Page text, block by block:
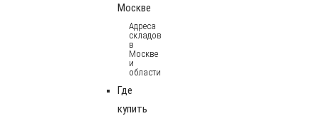
Москве
Адреса
складов
в
Москве
и
области
Где
купить